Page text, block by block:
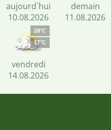
aujourd´hui
10.08.2026
demain
11.08.2026
28°C
17°C
vendredi
14.08.2026